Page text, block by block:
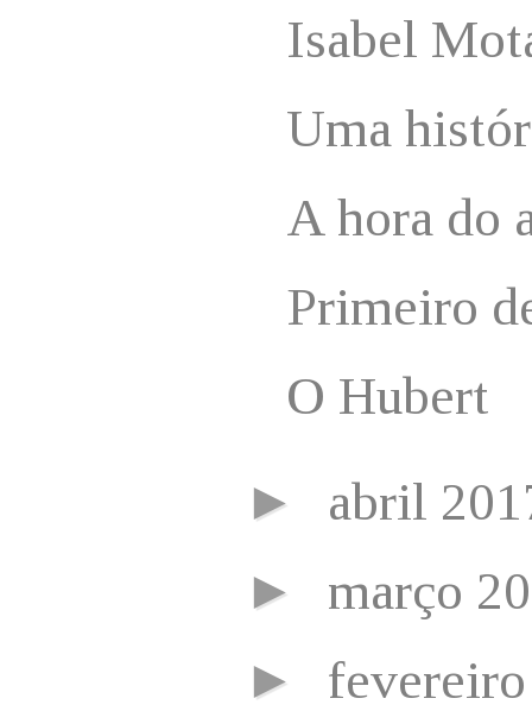
Isabel
Uma
A hora do
Primeiro
O Hubert
► abril
► março
►